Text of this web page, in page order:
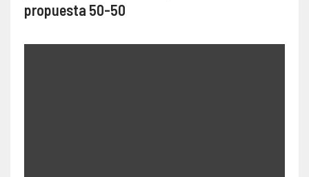
propuesta 50-50